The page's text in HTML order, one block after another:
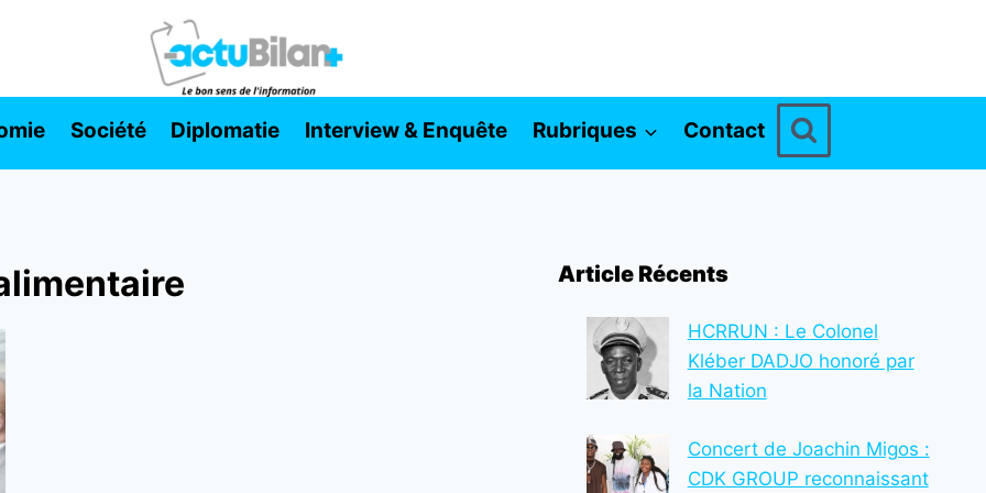
Société Diplomatie Interview & Enquête Rubriques Contact
Article Récents
HCRRUN : Le Colonel
Kléber DADJO honoré par
la Nation
Concert de Joachin Migos :
CDK GROUP reconnaissant